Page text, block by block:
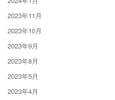
2023年11月
2023年10月
2023年9月
2023年8月
2023年5月
2023年4月